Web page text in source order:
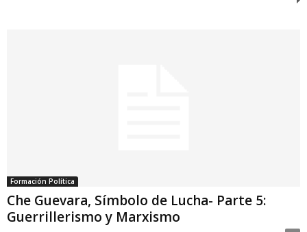
Formación Política
Che Guevara, Símbolo de Lucha- Parte 5:
Guerrillerismo y Marxismo